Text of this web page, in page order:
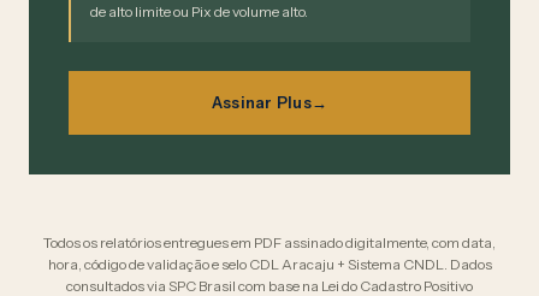
de alto limite ou Pix de volume alto.
Assinar Plus→
Todos os relatórios entregues em PDF assinado digitalmente, com data,
hora, código de validação e selo CDL Aracaju + Sistema CNDL. Dados
consultados via SPC Brasil com base na Lei do Cadastro Positivo